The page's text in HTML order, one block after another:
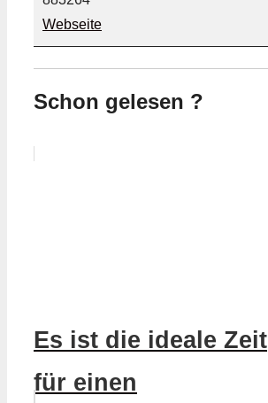
Webseite
Schon gelesen ?
Es ist die ideale Zeit
für einen